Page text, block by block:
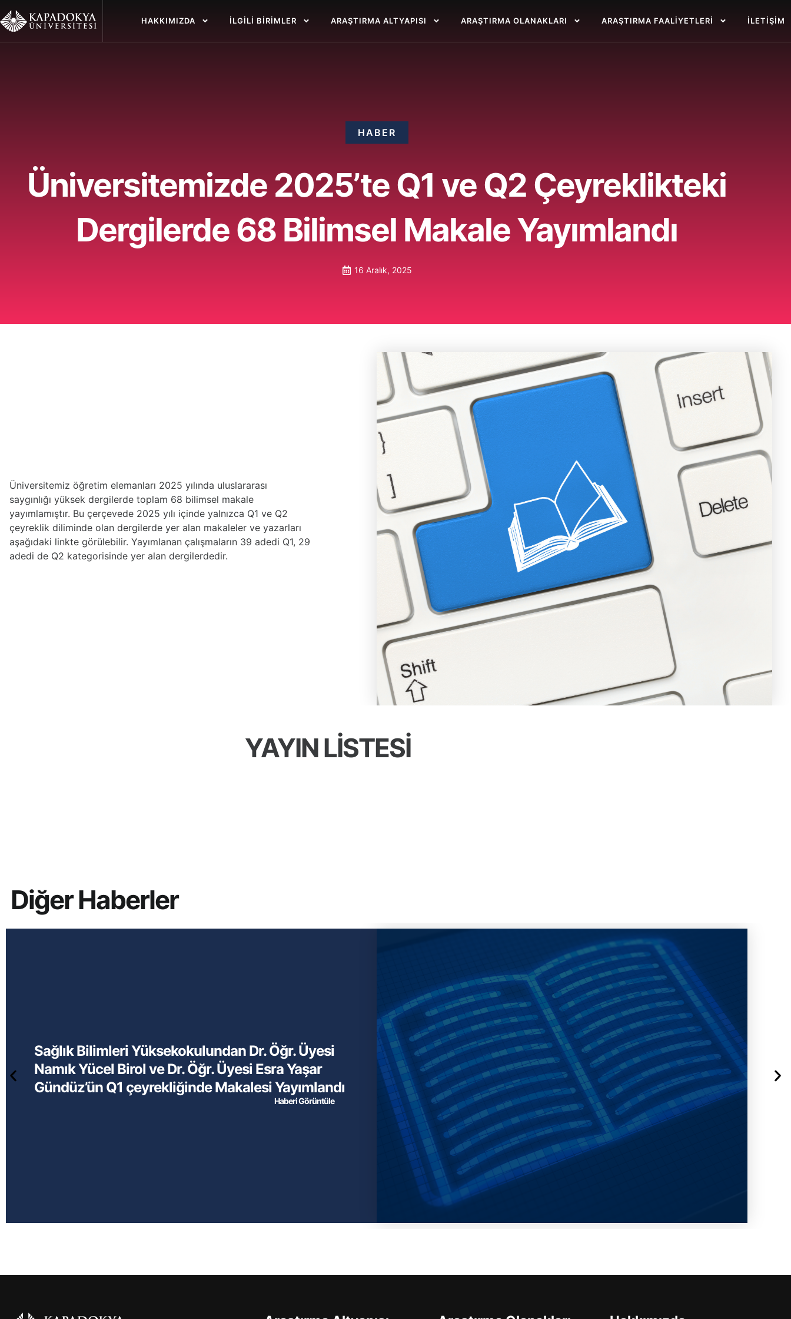
atla
HAKKIMIZDA İLGILI BIRIMLER ARAŞTIRMA ALTYAPISI ARAŞTIRMA OLANAKLARI ARAŞTIRMA FAALIYETLERI İLETIŞIM
HABER
Üniversitemizde 2025’te Q1 ve Q2 Çeyreklikteki
Dergilerde 68 Bilimsel Makale Yayımlandı
16 Aralık, 2025
Üniversitemiz öğretim elemanları 2025 yılında uluslararası
saygınlığı yüksek dergilerde toplam 68 bilimsel makale
yayımlamıştır. Bu çerçevede 2025 yılı içinde yalnızca Q1 ve Q2
çeyreklik diliminde olan dergilerde yer alan makaleler ve yazarları
aşağıdaki linkte görülebilir. Yayımlanan çalışmaların 39 adedi Q1, 29
adedi de Q2 kategorisinde yer alan dergilerdedir.
YAYIN LİSTESİ
Diğer Haberler
Sağlık Bilimleri Yüksekokulundan Dr. Öğr. Üyesi
Namık Yücel Birol ve Dr. Öğr. Üyesi Esra Yaşar
Gündüz’ün Q1 çeyrekliğinde Makalesi Yayımlandı
Haberi Görüntüle